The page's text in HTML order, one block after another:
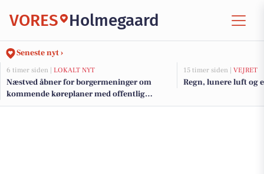
VORES Holmegaard
Seneste nyt ›
6 timer siden | LOKALT NYT
Næstved åbner for borgermeninger om
kommende køreplaner med offentlig
høring frem til 2026
15 timer siden | VEJRET
Regn, lunere luft og